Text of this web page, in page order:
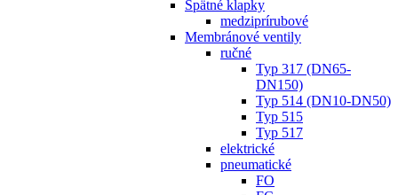
Spätné klapky
medziprírubové
Membránové ventily
ručné
Typ 317 (DN65-
DN150)
Typ 514 (DN10-DN50)
Typ 515
Typ 517
elektrické
pneumatické
FO